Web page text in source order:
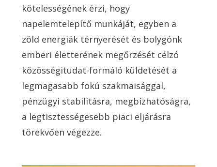
kötelességének érzi, hogy
napelemtelepítő munkáját, egyben a
zöld energiák térnyerését és bolygónk
emberi életterének megőrzését célzó
közösségitudat-formáló küldetését a
legmagasabb fokú szakmaisággal,
pénzügyi stabilitásra, megbízhatóságra,
a legtisztességesebb piaci eljárásra
törekvően végezze.